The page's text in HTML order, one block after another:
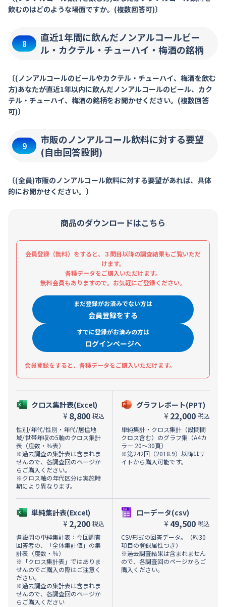
飲むのはどのような場面ですか。(複数回答可)〕
8
直近1年間に飲んだノンアルコールビー
ル・カクテル・チューハイ・梅酒の銘柄
〔(ノンアルコールのビールやカクテル・チューハイ、梅酒を飲む
方)あなたが直近1年以内に飲んだノンアルコールのビール、カク
テル・チューハイ、梅酒の銘柄をお聞かせください。(複数回答
可)〕
9
市販のノンアルコール飲料に対する要望
(自由回答設問)
〔(全員)市販のノンアルコール飲料に対する要望があれば、具体
的にお聞かせください。〕
商品のダウンロードはこちら
会員登録（無料）をすると、３問目以降の調査結果もご覧いただ
けます。
各種データをご購入いただけます。
無料会員もありますので。お気軽にご登録ください。
まだ登録がお済みでない方は
会員登録をする
すでに登録がお済みの方は
ログインページへ
会員登録をすると、各種データをご購入いただけます。
クロス集計表(Excel)
¥ 8,800 税込
性別/年代/性別・年代/居住地
域/世帯年収の5軸のクロス集計
表（度数・％表）
※過去調査の集計表は含まれま
せんので、各調査回のページか
らご購入ください。
※クロス軸の年代区分は実施時
期により異なります。
単純集計表(Excel)
¥ 2,200 税込
各設問の単純集計表：今回調査
回答者の、「全体集計値」の集
計表（度数・％）
※「クロス集計表」ではありま
せんのでご購入の際はご注意く
ださい。
※過去調査の集計表は含まれま
せんので、各調査回のページか
らご購入ください
グラフレポート(PPT)
¥ 22,000 税込
単純集計・クロス集計（設問間
クロス含む）のグラフ集（A4カ
ラー 20～30頁）
※第242回（2018.9）以降はサ
イトから購入可能です。
ローデータ(csv)
¥ 49,500 税込
CSV形式の回答データ。（約30
項目の登録属性つき）
※過去調査結果は含まれません
ので、各調査回のページからご
購入ください。